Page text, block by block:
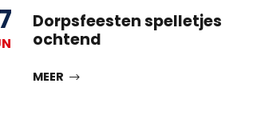
Dorpsfeesten spelletjes
ochtend
MEER